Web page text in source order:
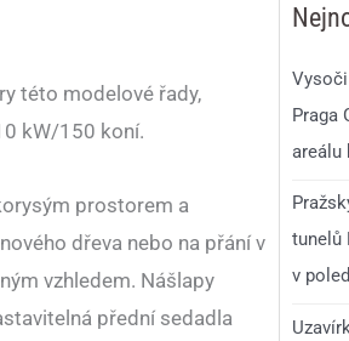
této modelové řady,
kW/150 koní.
prostorem a
dřeva nebo na přání v
vzhledem. Nášlapy
přední sedadla
Praga
areálu
tunelů
v